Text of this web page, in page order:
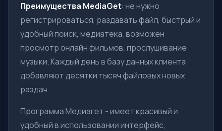
Преимущества MediaGet: не нужно
регистрироваться, раздавать файл, быстрый и
удобный поиск, медиатека, возможен
просмотр онлайн фильмов, прослушивание
музыки. Каждый день в базу данных клиента
добавляют десятки тысяч файловых новых
раздач.
Программа Медиагет - имеет красивый и
удобный в использовании интерфейс,